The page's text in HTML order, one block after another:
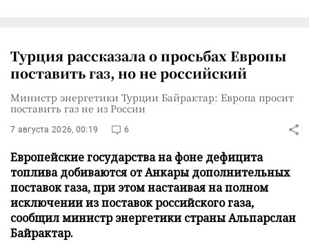
Турция рассказала о просьбах Европы
поставить газ, но не российский
Министр энергетики Турции Байрактар: Европа просит
поставить газ не из России
7 августа 2026, 00:19 6
Европейские государства на фоне дефицита
топлива добиваются от Анкары дополнительных
поставок газа, при этом настаивая на полном
исключении из поставок российского газа,
сообщил министр энергетики страны Альпарслан
Байрактар.